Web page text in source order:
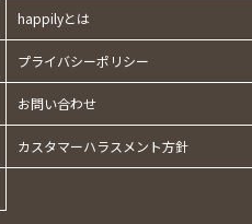
happilyとは
プライバシーポリシー
お問い合わせ
カスタマーハラスメント方針